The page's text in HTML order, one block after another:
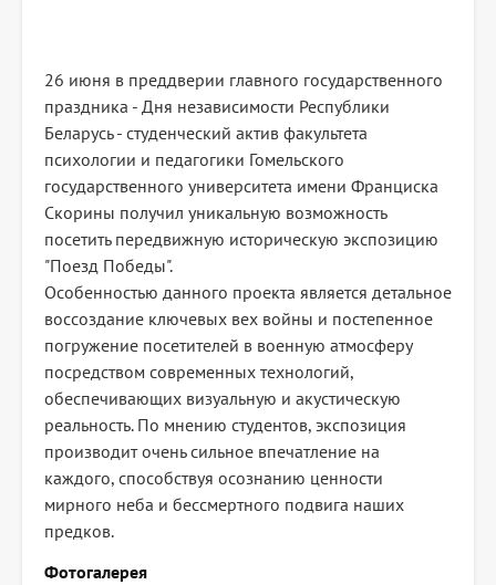
26 июня в преддверии главного государственного
праздника - Дня независимости Республики
Беларусь - студенческий актив факультета
психологии и педагогики Гомельского
государственного университета имени Франциска
Скорины получил уникальную возможность
посетить передвижную историческую экспозицию
"Поезд Победы".
Особенностью данного проекта является детальное
воссоздание ключевых вех войны и постепенное
погружение посетителей в военную атмосферу
посредством современных технологий,
обеспечивающих визуальную и акустическую
реальность. По мнению студентов, экспозиция
производит очень сильное впечатление на
каждого, способствуя осознанию ценности
мирного неба и бессмертного подвига наших
предков.
Фотогалерея